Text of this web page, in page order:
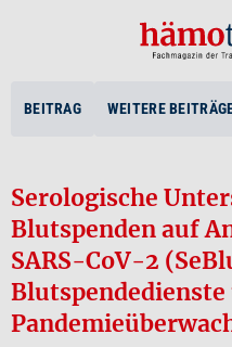
BEITRAG WEITERE
Serologische
Blutspenden auf
SARS-CoV-2